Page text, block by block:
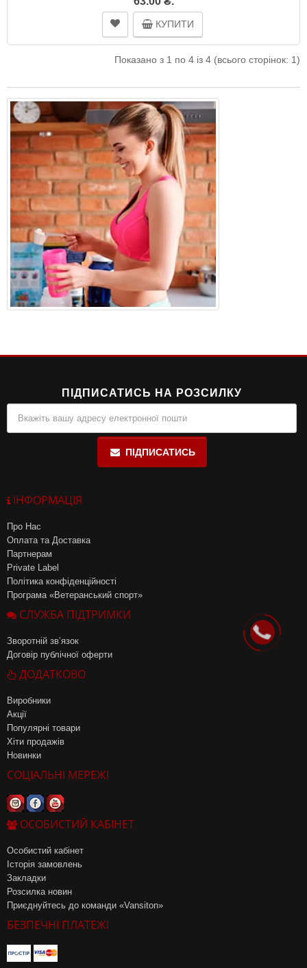
КУПИТИ
Показано з 1 по 4 із 4 (всього сторінок: 1)
ПІДПИСАТИСЬ НА РОЗСИЛКУ
ПІДПИСАТИСЬ
ІНФОРМАЦІЯ
Про Нас
Оплата та Доставка
Партнерам
Private Label
Політика конфіденційності
Програма «Ветеранський спорт»
СЛУЖБА ПІДТРИМКИ
Зворотній зв’язок
Договір публічної оферти
ДОДАТКОВО
Виробники
Акції
Популярні товари
Хіти продажів
Новинки
СОЦІАЛЬНІ МЕРЕЖІ
ОСОБИСТИЙ КАБІНЕТ
Особистий кабінет
Історія замовлень
Закладки
Розсилка новин
Приєднуйтесь до команди «Vansiton»
БЕЗПЕЧНІ ПЛАТЕЖІ